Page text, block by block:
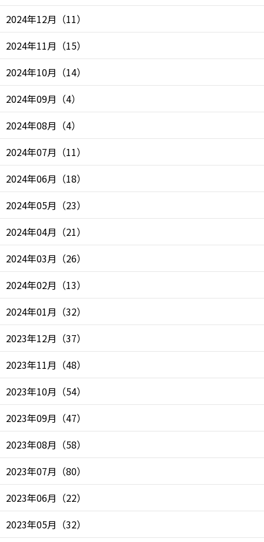
2024年12月 （11）
2024年11月 （15）
2024年10月 （14）
2024年09月 （4）
2024年08月 （4）
2024年07月 （11）
2024年06月 （18）
2024年05月 （23）
2024年04月 （21）
2024年03月 （26）
2024年02月 （13）
2024年01月 （32）
2023年12月 （37）
2023年11月 （48）
2023年10月 （54）
2023年09月 （47）
2023年08月 （58）
2023年07月 （80）
2023年06月 （22）
2023年05月 （32）